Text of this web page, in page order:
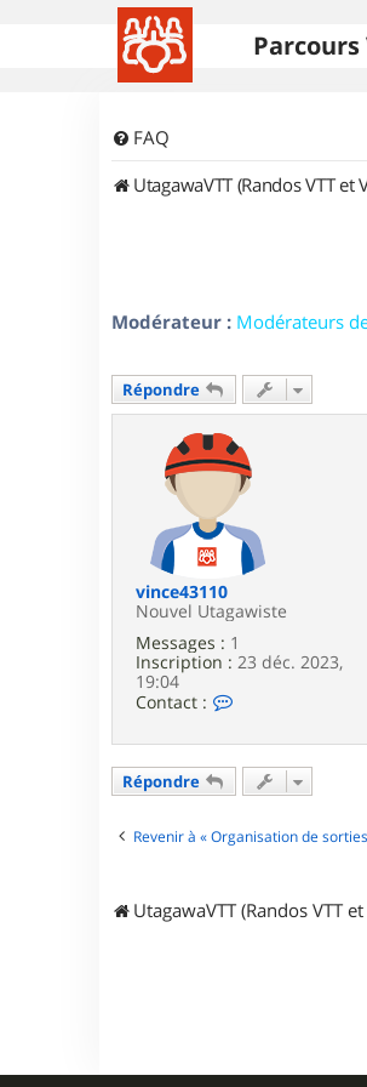
Parcours
FAQ
UtagawaVTT (Randos VTT et
Modérateur : Modérateurs
Répondre
vince43110
Nouvel Utagawiste
Messages : 1
Inscription : 23 déc. 2023,
19:04
Contact :
c
e
n
Répondre
Revenir à « Organisation de
UtagawaVTT (Randos VTT